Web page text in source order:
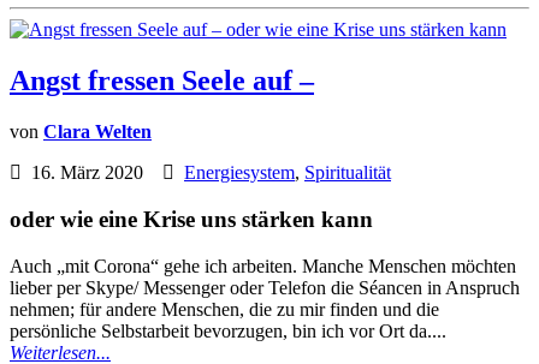
Angst fressen Seele auf –
von Clara Welten
16. März 2020
Energiesystem, Spiritualität
oder wie eine Krise uns stärken kann
Auch „mit Corona“ gehe ich arbeiten. Manche Menschen möchten
lieber per Skype/ Messenger oder Telefon die Séancen in Anspruch
nehmen; für andere Menschen, die zu mir finden und die
persönliche Selbstarbeit bevorzugen, bin ich vor Ort da....
Weiterlesen...